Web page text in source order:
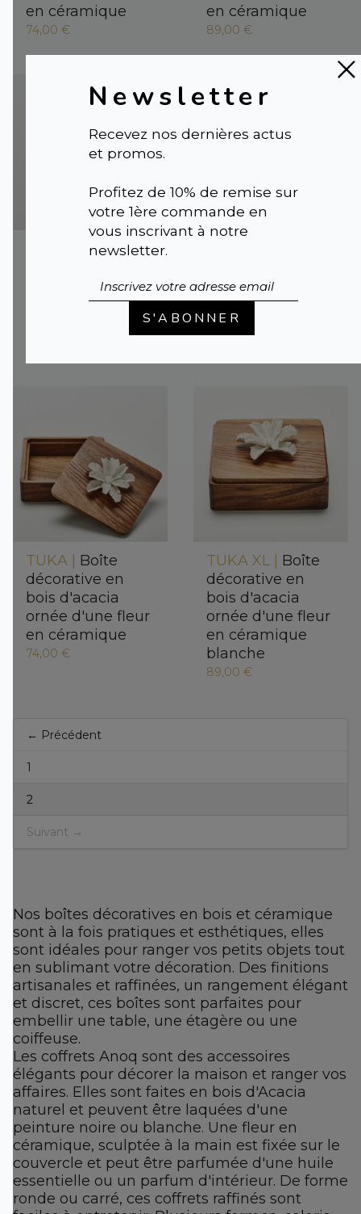
Newsletter
Recevez nos dernières actus
et promos.
Profitez de 10% de remise sur
votre 1ère commande en
vous inscrivant à notre
newsletter.
S'ABONNER
en céramique
74,00 €
en céramique
89,00 €
TIARI XL |Boîte
bois d'acacia
ornée d'une fleur
bois d'acacia
ornée d'une fleur
en céramique
TUKA | Boîte
décorative en
bois d'acacia
ornée d'une fleur
en céramique
74,00 €
TUKA XL | Boîte
décorative en
bois d'acacia
ornée d'une fleur
en céramique
blanche
89,00 €
← Précédent
1
2
Suivant →
Nos boîtes décoratives en bois et céramique
sont à la fois pratiques et esthétiques, elles
sont idéales pour ranger vos petits objets tout
en sublimant votre décoration. Des finitions
artisanales et raffinées, un rangement élégant
et discret, ces boîtes sont parfaites pour
embellir une table, une étagère ou une
coiffeuse.
Les coffrets Anoq sont des accessoires
élégants pour décorer la maison et ranger vos
affaires. Elles sont faites en bois d'Acacia
naturel et peuvent être laquées d'une
peinture noire ou blanche. Une fleur en
céramique, sculptée à la main est fixée sur le
couvercle et peut être parfumée d'une huile
essentielle ou un parfum d'intérieur. De forme
ronde ou carré, ces coffrets raffinés sont